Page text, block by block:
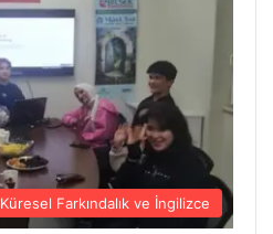
Küresel Farkındalık ve İngilizce